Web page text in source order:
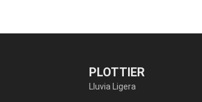
PLOTTIER
Lluvia Ligera